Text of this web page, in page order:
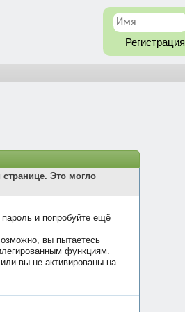
Регистрация
Это могло
и попробуйте ещё
вы пытаетесь
функциям.
вы не активированы на